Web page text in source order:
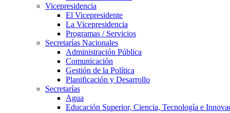
Vicepresidencia
El Vicepresidente
La Vicepresidencia
Programas / Servicios
Secretarías Nacionales
Administración Pública
Comunicación
Gestión de la Política
Planificación y Desarrollo
Secretarías
Agua
Educación Superior, Ciencia, Tecnología e